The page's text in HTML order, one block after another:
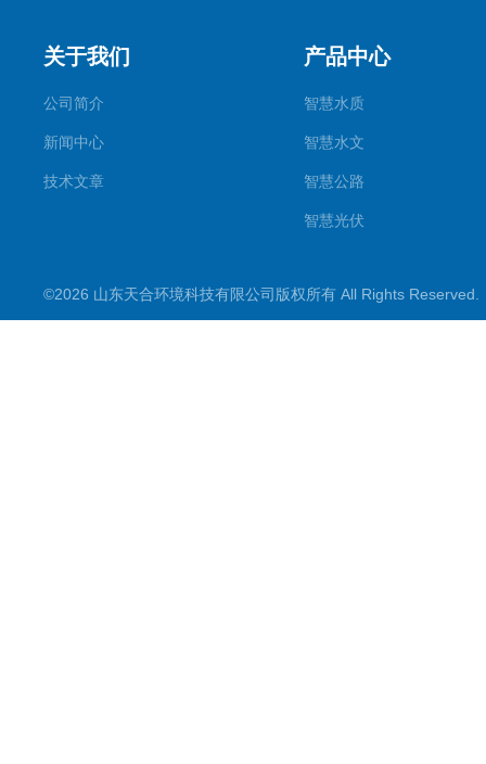
关于我们
公司简介
新闻中心
技术文章
产品中心
智慧水质
智慧水文
智慧公路
智慧光伏
智慧农业
©2026 山东天合环境科技有限公司版权所有 All Rights